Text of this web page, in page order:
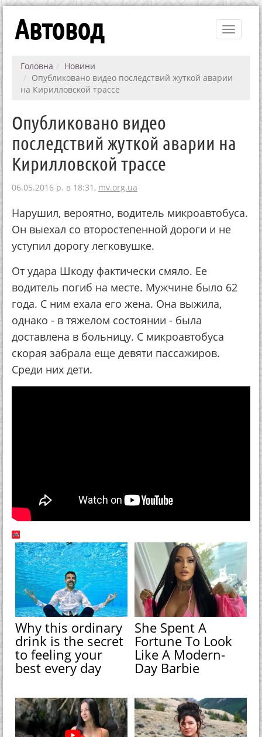
Toggle
Автовод
Головна
Новини
Опубликовано видео последствий жуткой аварии
на Кирилловской трассе
Опубликовано видео
последствий жуткой аварии на
Кирилловской трассе
06.05.2016 р. в 18:31, mv.org.ua
Нарушил, вероятно, водитель микроавтобуса.
Он выехал со второстепенной дороги и не
уступил дорогу легковушке.
От удара Шкоду фактически смяло. Ее
водитель погиб на месте. Мужчине было 62
года. С ним ехала его жена. Она выжила,
однако - в тяжелом состоянии - была
доставлена в больницу. С микроавтобуса
скорая забрала еще девяти пассажиров.
Среди них дети.
Why this ordinary
drink is the secret
to feeling your
best every day
She Spent A
Fortune To Look
Like A Modern-
Day Barbie